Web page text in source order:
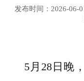
发布时间：2026-06-
5月28日晚